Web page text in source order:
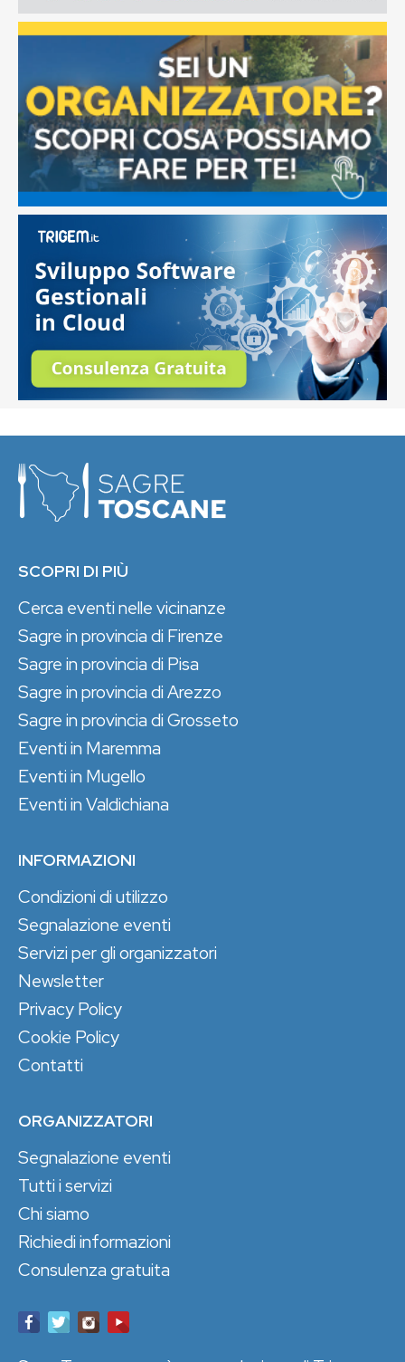
SCOPRI DI PIÙ
Cerca eventi nelle vicinanze
Sagre in provincia di Firenze
Sagre in provincia di Pisa
Sagre in provincia di Arezzo
Sagre in provincia di Grosseto
Eventi in Maremma
Eventi in Mugello
Eventi in Valdichiana
INFORMAZIONI
Condizioni di utilizzo
Segnalazione eventi
Servizi per gli organizzatori
Newsletter
Privacy Policy
Cookie Policy
Contatti
ORGANIZZATORI
Segnalazione eventi
Tutti i servizi
Chi siamo
Richiedi informazioni
Consulenza gratuita